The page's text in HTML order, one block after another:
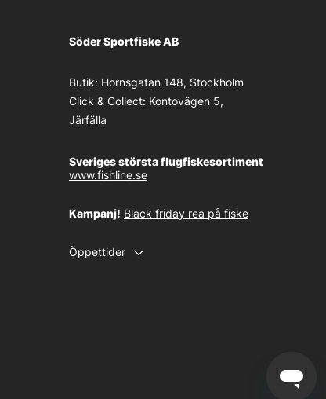
Söder Sportfiske AB
Butik: Hornsgatan 148, Stockholm
Click & Collect: Kontovägen 5,
Järfälla
Sveriges största flugfiskesortiment
www.fishline.se
Kampanj! Black friday rea på fiske
Öppettider